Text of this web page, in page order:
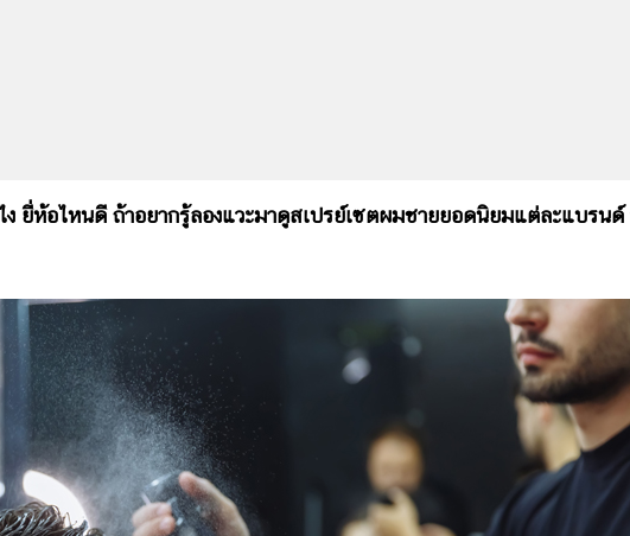
อไหนดี ถ้าอยากรู้ลองแวะมาดูสเปรย์เซตผมชายยอดนิยมแต่ละแบรนด์